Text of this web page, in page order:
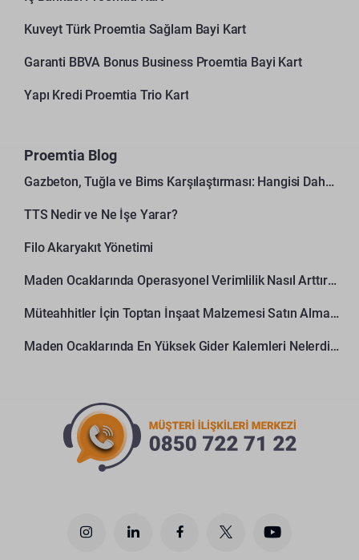
Kuveyt Türk Proemtia Sağlam Bayi Kart
Garanti BBVA Bonus Business Proemtia Bayi Kart
Yapı Kredi Proemtia Trio Kart
Proemtia Blog
Gazbeton, Tuğla ve Bims Karşılaştırması: Hangisi Daha Avantajlı?
TTS Nedir ve Ne İşe Yarar?
Filo Akaryakıt Yönetimi
Maden Ocaklarında Operasyonel Verimlilik Nasıl Arttırılır?
Müteahhitler İçin Toptan İnşaat Malzemesi Satın Alma Rehberi
Maden Ocaklarında En Yüksek Gider Kalemleri Nelerdir?